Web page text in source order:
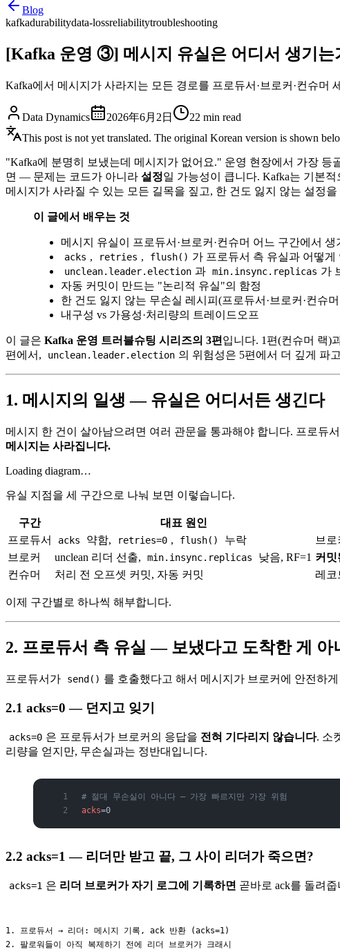
Blog
kafkadurabilitydata-lossreliabilitytroubleshooting
[Kafka 운영 ③] 메시지 유실은 어디서 생기
Kafka에서 메시지가 사라지는 모든 경로를 프로듀서·브로커·컨슈머
Data Dynamics 2026年6月2日 22 min read
This post is not yet translated. The original Korean version is shown
"Kafka에 분명히 보냈는데 메시지가 없어요." 운영 현장에서 가장
면 — 문제는 코드가 아니라 설정일 가능성이 큽니다. Kafka는 기본
메시지가 사라질 수 있는 모든 길목을 짚고, 한 건도 잃지 않는 설정
이 글에서 배우는 것
메시지 유실이 프로듀서·브로커·컨슈머 어느 구간에서 생
acks , retries , flush() 가 프로듀서 측 유실과 어떻게
unclean.leader.election 과 min.insync.replicas 가
자동 커밋이 만드는 "논리적 유실"의 함정
한 건도 잃지 않는 무손실 레시피(프로듀서·브로커·컨슈
내구성 vs 가용성·처리량의 트레이드오프
이 글은 Kafka 운영 트러블슈팅 시리즈의 3편 입니다. 1편(컨슈머 랙)
편에서,
unclean.leader.election 의 위험성은 5편에서 더 깊게 파
1. 메시지의 일생 — 유실은 어디서든 생긴다
메시지 한 건이 살아남으려면 여러 관문을 통과해야 합니다. 프로듀
메시지는 사라집니다.
Loading diagram…
유실 지점을 세 구간으로 나눠 보면 이렇습니다.
구간 대표 원인
프로듀서
acks 약함, retries=0 , flush() 누락 브로
브로커
unclean 리더 선출, min.insync.replicas 낮음, RF=1 커밋
컨슈머
처리 전 오프셋 커밋, 자동 커밋 레코
이제 구간별로 하나씩 해부합니다.
2. 프로듀서 측 유실 — 보냈다고 도착한 게 아
프로듀서가 send() 를 호출했다고 해서 메시지가 브로커에 안전하
2.1 acks=0 — 던지고 잊기
acks=0 은 프로듀서가 브로커의 응답을 전혀 기다리지 않습니다. 소
리량을 얻지만, 무손실과는 정반대입니다.
# 절대 무손실이 아니다 — 가장 빠르지만 가장 위험
acks=0
2.2 acks=1 — 리더만 받고 끝, 그 사이 리더가 죽으면?
acks=1 은 리더 브로커가 자기 로그에 기록하면 곧바로 ack를 돌려
1. 프로듀서 → 리더: 메시지 기록, ack 반환 (acks=1)
2. 팔로워들이 아직 복제하기 전에 리더 브로커가 크래시